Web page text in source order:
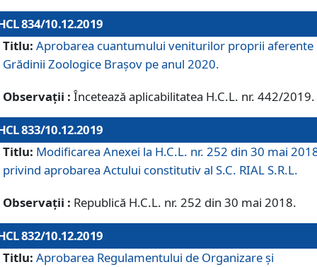
834/10.12.2019
Titlu: Aprobarea cuantumului veniturilor proprii aferente
Grădinii Zoologice Braşov pe anul 2020.
Observații : Încetează aplicabilitatea H.C.L. nr. 442/2019.
833/10.12.2019
Titlu: Modificarea Anexei la H.C.L. nr. 252 din 30 mai
privind aprobarea Actului constitutiv al S.C. RIAL S.R.L.
Observații : Republică H.C.L. nr. 252 din 30 mai 2018.
832/10.12.2019
Titlu: Aprobarea Regulamentului de Organizare și